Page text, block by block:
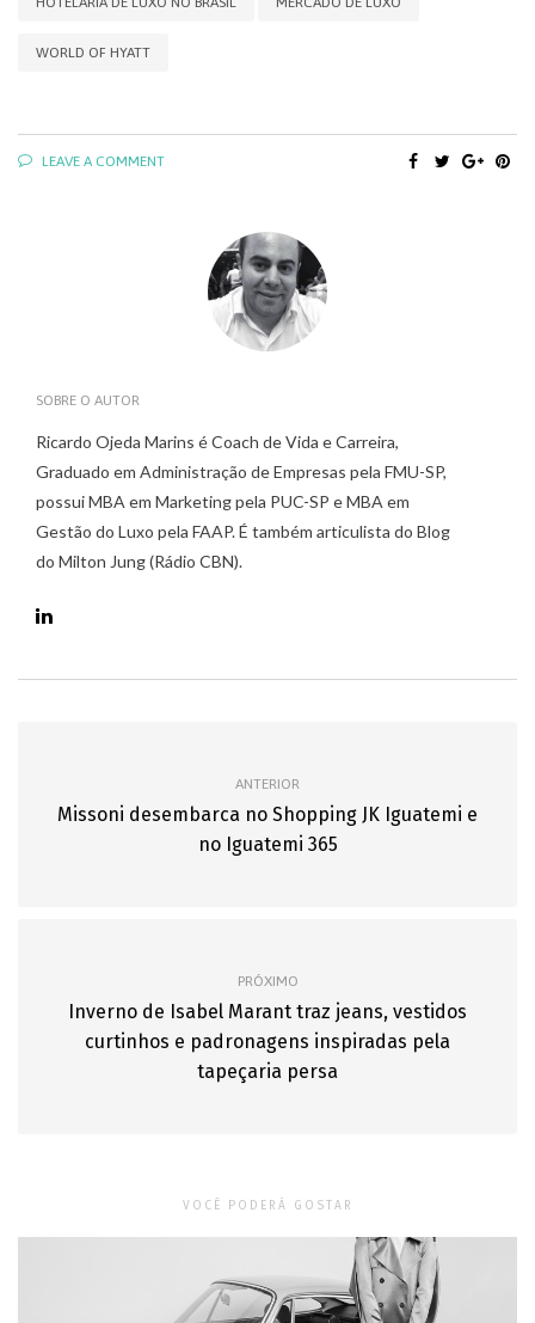
WORLD OF HYATT
LEAVE A COMMENT
SOBRE O AUTOR
Ricardo Ojeda Marins é Coach de Vida e Carreira,
Graduado em Administração de Empresas pela FMU-SP,
possui MBA em Marketing pela PUC-SP e MBA em
Gestão do Luxo pela FAAP. É também articulista do Blog
do Milton Jung (Rádio CBN).
ANTERIOR
Missoni desembarca no Shopping JK Iguatemi e
no Iguatemi 365
PRÓXIMO
Inverno de Isabel Marant traz jeans, vestidos
curtinhos e padronagens inspiradas pela
tapeçaria persa
VOCÊ PODERÁ GOSTAR